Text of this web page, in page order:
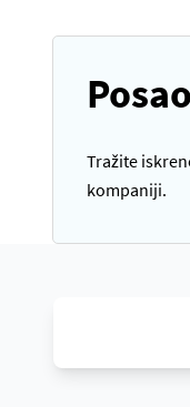
Tražite
kompaniji.